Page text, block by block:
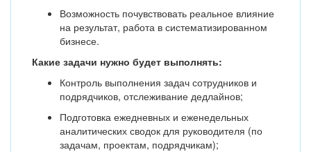
Возможность почувствовать реальное влияние
на результат, работа в систематизированном
бизнесе.
Какие задачи нужно будет выполнять:
Контроль выполнения задач сотрудников и
подрядчиков, отслеживание дедлайнов;
Подготовка ежедневных и еженедельных
аналитических сводок для руководителя (по
задачам, проектам, подрядчикам);